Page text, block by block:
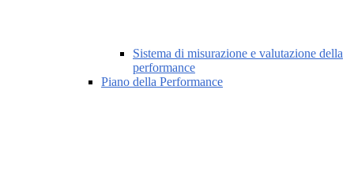
Sistema di misurazione e valutazione della
performance
Piano della Performance